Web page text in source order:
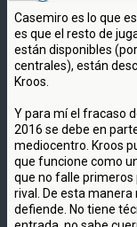
Casemiro es lo que
es que el resto de
están disponibles
centrales), están
Kroos.
Y para mí el fracaso
2016 se debe en
mediocentro. Kroos
que funcione como
que no falle primeros
rival. De esta manera
defiende. No tiene